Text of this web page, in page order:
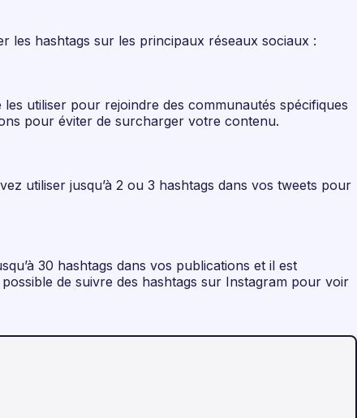
les hashtags sur les principaux réseaux sociaux :
utiliser pour rejoindre des communautés spécifiques
pour éviter de surcharger votre contenu.
utiliser jusqu’à 2 ou 3 hashtags dans vos tweets pour
30 hashtags dans vos publications et il est
de suivre des hashtags sur Instagram pour voir